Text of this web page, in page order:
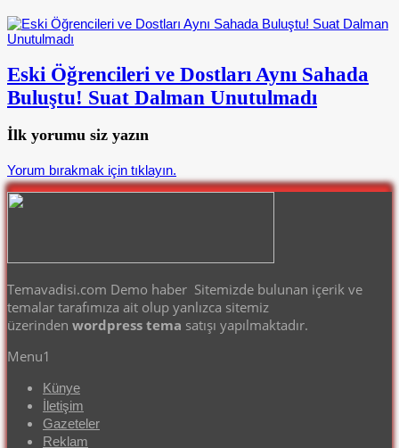
Eski Öğrencileri ve Dostları Aynı Sahada
Buluştu! Suat Dalman Unutulmadı
İlk yorumu siz yazın
Yorum bırakmak için tıklayın.
Temavadisi.com Demo haber Sitemizde bulunan içerik ve
temalar tarafımıza ait olup yanlızca sitemiz
üzerinden wordpress tema satışı yapılmaktadır.
Menu1
Künye
İletişim
Gazeteler
Reklam